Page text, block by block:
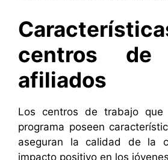
centros de
afiliados
Los centros de trabajo
programa poseen
aseguran la calidad de la
impacto positivo en los